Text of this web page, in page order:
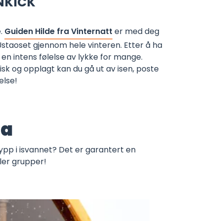
Guiden Hilde fra Vinternatt er med deg
gjennom hele vinteren. Etter å ha
intens følelse av lykke for mange.
og opplagt kan du gå ut av isen, poste
i isvannet? Det er garantert en
grupper!